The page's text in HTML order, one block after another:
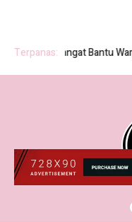
Terpanas:
Sangat Bantu Warga